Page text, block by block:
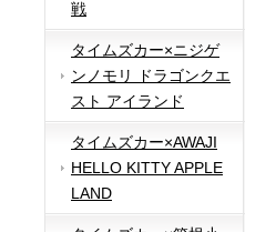
戦
タイムズカー×ニジゲ
ンノモリ ドラゴンクエ
スト アイランド
タイムズカー×AWAJI
HELLO KITTY APPLE
LAND